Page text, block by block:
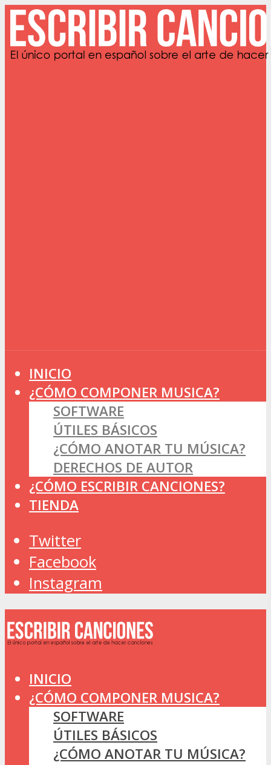
INICIO
¿CÓMO COMPONER MUSICA?
SOFTWARE
ÚTILES BÁSICOS
¿CÓMO ANOTAR TU MÚSICA?
DERECHOS DE AUTOR
¿CÓMO ESCRIBIR CANCIONES?
TIENDA
Twitter
Facebook
Instagram
INICIO
¿CÓMO COMPONER MUSICA?
SOFTWARE
ÚTILES BÁSICOS
¿CÓMO ANOTAR TU MÚSICA?